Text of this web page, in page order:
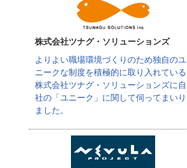
株式会社ツナグ・ソリューションズ
よりよい職場環境づくりのため独自のユ
ニークな制度を積極的に取り入れている
株式会社ツナグ・ソリューションズに自
社の「ユニーク」に関して伺ってまいり
ました。